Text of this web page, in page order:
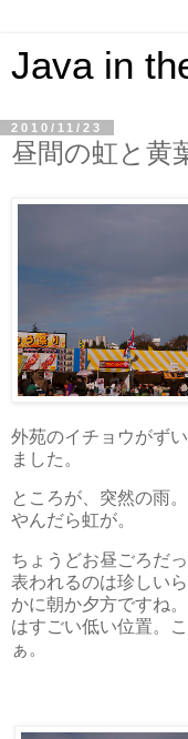
Java in
2010/11/23
昼間の虹と黄
外苑のイチョウがず
ました。
ところが、突然の雨
やんだら虹が。
ちょうどお昼ごろだ
表われるのは珍しい
かに朝か夕方ですね
はすごい低い位置。
ぁ。